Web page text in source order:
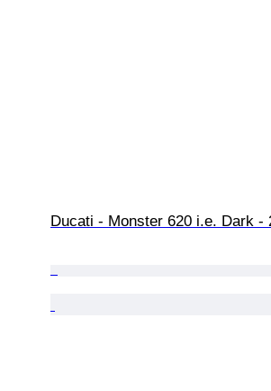
Ducati - Monster 620 i.e. Dark -